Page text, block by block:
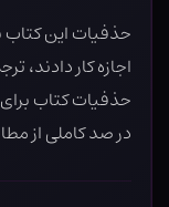
حذفیات این کتاب
اجازه کار دادند،
حذفیات کتاب
در صد کاملی از